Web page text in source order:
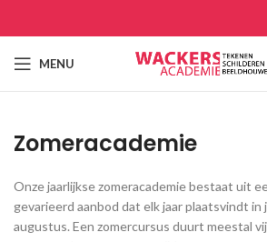
MENU
Zomeracademie
Onze jaarlijkse zomeracademie bestaat uit
gevarieerd aanbod dat elk jaar plaatsvindt in
augustus. Een zomercursus duurt meestal